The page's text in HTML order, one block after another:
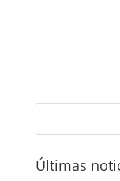
Últimas